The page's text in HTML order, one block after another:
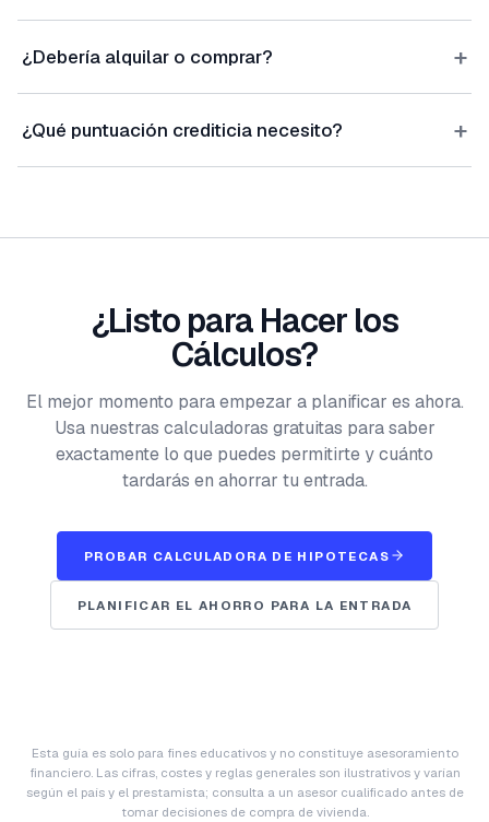
¿Debería alquilar o comprar? +
¿Qué puntuación crediticia necesito? +
¿Listo para Hacer los
Cálculos?
El mejor momento para empezar a planificar es ahora.
Usa nuestras calculadoras gratuitas para saber
exactamente lo que puedes permitirte y cuánto
tardarás en ahorrar tu entrada.
PROBAR CALCULADORA DE HIPOTECAS
PLANIFICAR EL AHORRO PARA LA ENTRADA
Esta guía es solo para fines educativos y no constituye asesoramiento
financiero. Las cifras, costes y reglas generales son ilustrativos y varían
según el país y el prestamista; consulta a un asesor cualificado antes de
tomar decisiones de compra de vivienda.